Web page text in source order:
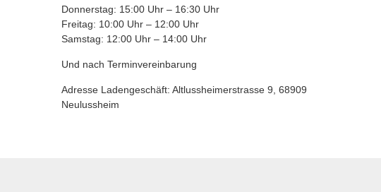
Donnerstag: 15:00 Uhr – 16:30 Uhr
Freitag: 10:00 Uhr – 12:00 Uhr
Samstag: 12:00 Uhr – 14:00 Uhr
Und nach Terminvereinbarung
Adresse Ladengeschäft: Altlussheimerstrasse 9, 68909
Neulussheim